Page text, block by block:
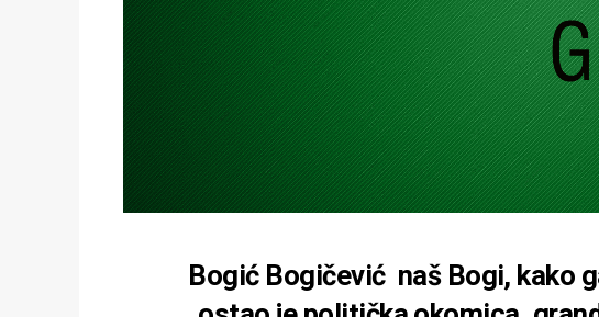
Bogić Bogičević naš Bogi, kako